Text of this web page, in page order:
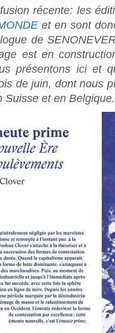
récente: les
et en sont
de
est en
présentons ici et
de juin, dont nous
et en